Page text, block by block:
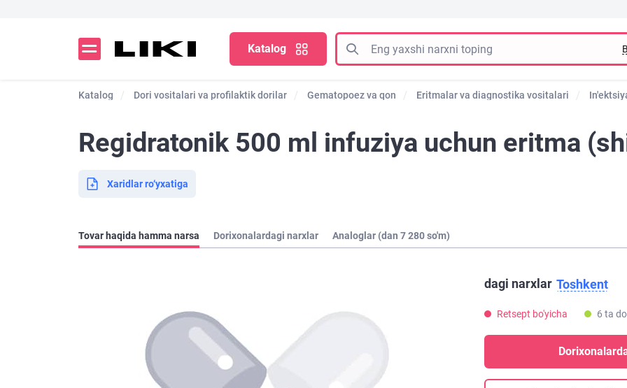
Katalog
Katalog Dori vositalari va profilaktik dorilar Gematopoez va qon Eritmalar va diagnostika vositalari
Regidratonik 500 ml infuziya uchun eritma
Xaridlar ro‘yxatiga
Tovar haqida hamma narsa Dorixonalardagi narxlar Analoglar (dan 7 280 so'm)
dagi narxlar Toshkent
Retsept bo'yicha 6 ta